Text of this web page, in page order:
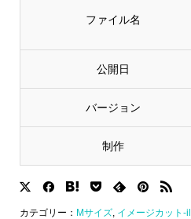
ファイル名
公開日
バージョン
制作
カテゴリー： Mサイズ, イメージカット-il